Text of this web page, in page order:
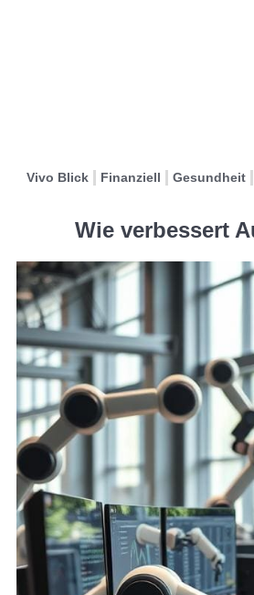
Vivo Blick Finanziell Gesundheit
Wie verbessert